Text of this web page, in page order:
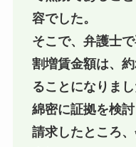
容でした。
そこで、弁護士
割増賃金額は、
ることになりまし
綿密に証拠を検
請求したところ